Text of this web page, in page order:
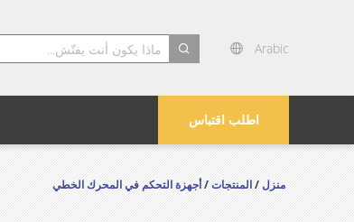
Arabic
اطلب اقتباس
منزل/المنتجات/أجهزة التحكم في المحرك الخطي